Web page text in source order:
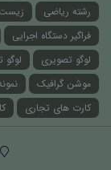
رشته ریاضی
فراگیر دستگاه اجرایی
لوگو تصویری
لوگو
موشن گرافیک
کارت های تجاری